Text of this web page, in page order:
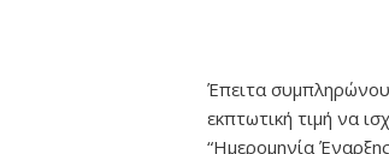
Έπειτα
εκπτωτική τιμή να
“Ημερομηνία